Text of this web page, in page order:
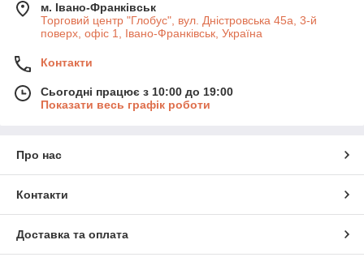
м. Івано-Франківськ
Торговий центр "Глобус", вул. Дністровська 45а, 3-й
поверх, офіс 1, Івано-Франківськ, Україна
Контакти
Сьогодні працює з 10:00 до 19:00
Показати весь графік роботи
Про нас
Контакти
Доставка та оплата